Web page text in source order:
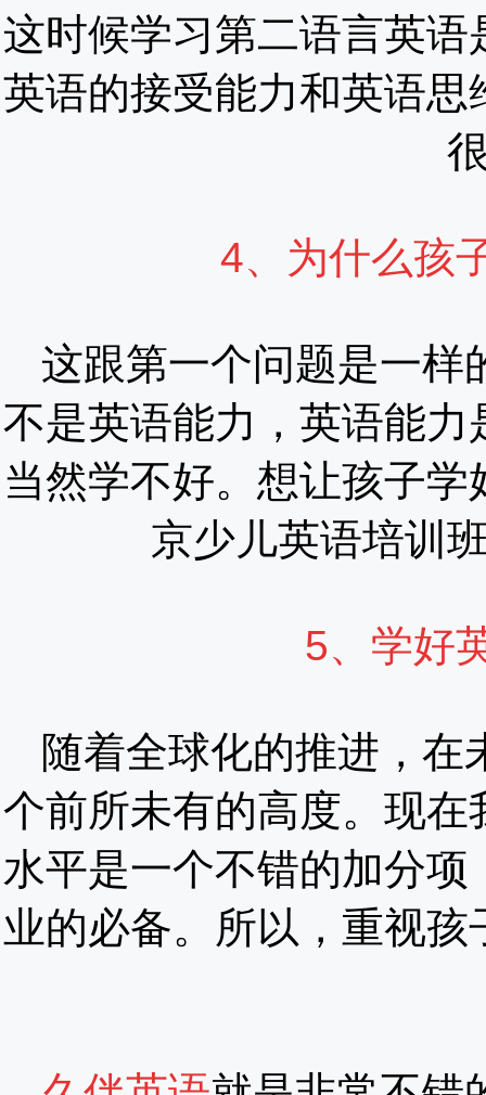
这时候学习第二语言英
英语的接受能力和英语
4、为什么孩
这跟第一个问题是一样
不是英语能力，英语能
当然学不好。想让孩子
京少儿英语培训
5、学好
随着全球化的推进，在
个前所未有的高度。现
水平是一个不错的加分
业的必备。所以，重视